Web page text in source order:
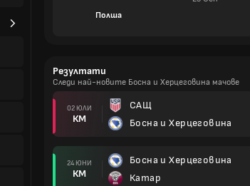
Полша
Резултати
Следи най-новите Босна и Херцеговина мачове
02 ЮЛИ
КМ
САЩ
Босна и Херцеговина
24 ЮНИ
КМ
Босна и Херцеговина
Катар